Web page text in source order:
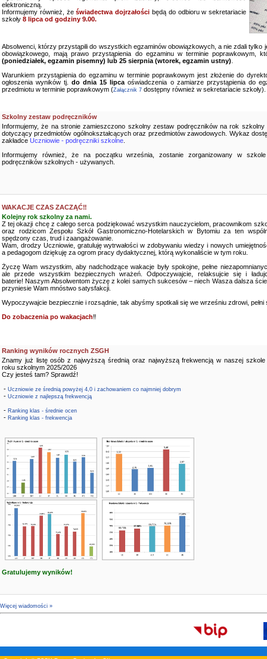
elektroniczną.
Informujemy również, żeświadectwa dojrzałości będą do odbioru w sekretariacie
szkoły 8 lipca od godziny 9.00.
Absolwenci, którzy przystąpili do wszystkich egzaminów obowiązkowych, a nie zdali tylko
obowiązkowego, mają prawo przystąpienia do egzaminu w terminie poprawkowym,
(poniedziałek, egzamin pisemny) lub 25 sierpnia (wtorek, egzamin ustny)
Warunkiem przystąpienia do egzaminu w terminie poprawkowym jest złożenie do
ogłoszenia wyników tj.do dnia 15 lipca oświadczenia o zamiarze przystąpienia do
przedmiotu w terminie poprawkowym (Załącznik 7 dostępny również w sekretariacie szkoły).
Szkolny zestaw podręczników
Informujemy, że na stronie zamieszczono szkolny zestaw podręczników na rok szkolny
dotyczący przedmiotów ogólnokształcących oraz przedmiotów zawodowych. Wykaz
zakładce Uczniowie - podręczniki szkolne
Informujemy również, że na początku września, zostanie zorganizowany w
podręczników szkolnych - używanych.
WAKACJE CZAS ZACZĄĆ‼️
Kolejny rok szkolny za nami.
Z tej okazji chcę z całego serca podziękować wszystkim nauczycielom, pracownikom
oraz rodzicom Zespołu Szkół Gastronomiczno-Hotelarskich w Bytomiu za ten
spędzony czas, trud i zaangażowanie.
Wam, drodzy Uczniowie, gratuluję wytrwałości w zdobywaniu wiedzy i nowych
a pedagogom dziękuję za ogrom pracy dydaktycznej, którą wykonaliście w tym roku.
Życzę Wam wszystkim, aby nadchodzące wakacje były spokojne, pełne
ale przede wszystkim bezpiecznych wrażeń. Odpoczywajcie, relaksujcie się i
baterie! Naszym Absolwentom życzę z kolei samych sukcesów – niech Wasza dalsza
przyniesie Wam mnóstwo satysfakcji.
Wypoczywajcie bezpiecznie i rozsądnie, tak abyśmy spotkali się we wrześniu zdrowi, pełni
Do zobaczenia po wakacjach‼️
Ranking wyników rocznych ZSGH
Znamy już listę osób z najwyższą średnią oraz najwyższą frekwencją w naszej szkole
roku szkolnym 2025/2026
Czy jesteś tam? Sprawdź!
- Uczniowie ze średnią powyżej 4,0 i zachowaniem co najmniej dobrym
- Uczniowie z najlepszą frekwencją
- Ranking klas - średnie ocen
- Ranking klas - frekwencja
Gratulujemy wyników!
Więcej wiadomości »